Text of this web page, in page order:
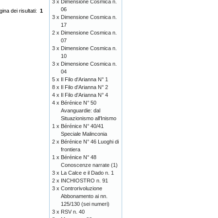
dei risultati: 1
3 x Dimensione Cosmica n.
06
3 x Dimensione Cosmica n.
17
2 x Dimensione Cosmica n.
07
3 x Dimensione Cosmica n.
10
3 x Dimensione Cosmica n.
04
5 x Il Filo d'Arianna N° 1
8 x Il Filo d'Arianna N° 2
4 x Il Filo d'Arianna N° 4
4 x Bérénice N° 50
Avanguardie: dal
Situazionismo all'Inismo
1 x Bérénice N° 40/41
Speciale Malinconia
2 x Bérénice N° 46 Luoghi di
frontiera
1 x Bérénice N° 48
Conoscenze narrate (1)
3 x La Calce e il Dado n. 1
2 x INCHIOSTRO n. 91
3 x Controrivoluzione
Abbonamento ai nn.
125/130 (sei numeri)
3 x RSV n. 40